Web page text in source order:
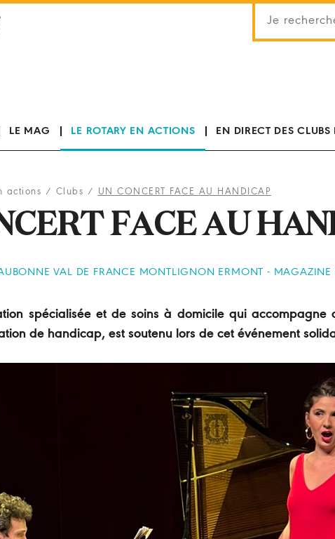
LE MAG LE ROTARY EN ACTIONS EN DIRECT DES CLUBS
actions / Clubs / UN CONCERT FACE AU HANDICAP
FACE AU
VAL DE FRANCE MONTLIGNON ERMONT - MAGAZINE
spécialisée et de soins à domicile qui
de handicap, est soutenu lors de cet événement